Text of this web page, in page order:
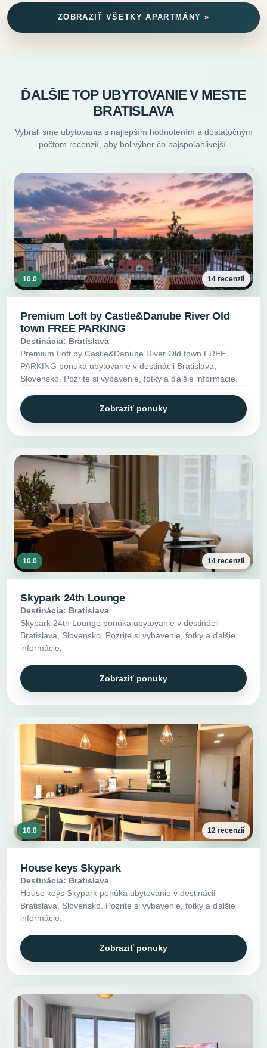
ZOBRAZIŤ VŠETKY APARTMÁNY »
ĎALŠIE TOP UBYTOVANIE V MESTE
BRATISLAVA
Vybrali sme ubytovania s najlepším hodnotením a dostatočným
počtom recenzií, aby bol výber čo najspoľahlivejší.
10.0 14 recenzií
Premium Loft by Castle&Danube River Old
town FREE PARKING
Destinácia: Bratislava
Premium Loft by Castle&Danube River Old town FREE
PARKING ponúka ubytovanie v destinácii Bratislava,
Slovensko. Pozrite si vybavenie, fotky a ďalšie informácie.
Zobraziť ponuky
10.0 14 recenzií
Skypark 24th Lounge
Destinácia: Bratislava
Skypark 24th Lounge ponúka ubytovanie v destinácii
Bratislava, Slovensko. Pozrite si vybavenie, fotky a ďalšie
informácie.
Zobraziť ponuky
10.0 12 recenzií
House keys Skypark
Destinácia: Bratislava
House keys Skypark ponúka ubytovanie v destinácii
Bratislava, Slovensko. Pozrite si vybavenie, fotky a ďalšie
informácie.
Zobraziť ponuky